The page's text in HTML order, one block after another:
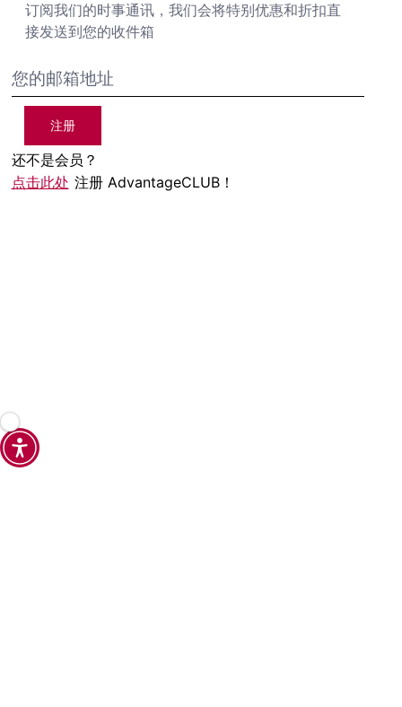
订阅我们的时事通讯，我们会将特别优惠和折扣直
接发送到您的收件箱
注册
还不是会员？
点击此处 注册 AdvantageCLUB！